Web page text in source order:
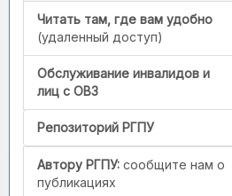
Читать там, где вам удобно
(удаленный доступ)
Обслуживание инвалидов и
лиц с ОВЗ
Репозиторий РГПУ
Автору РГПУ: сообщите нам о
публикациях